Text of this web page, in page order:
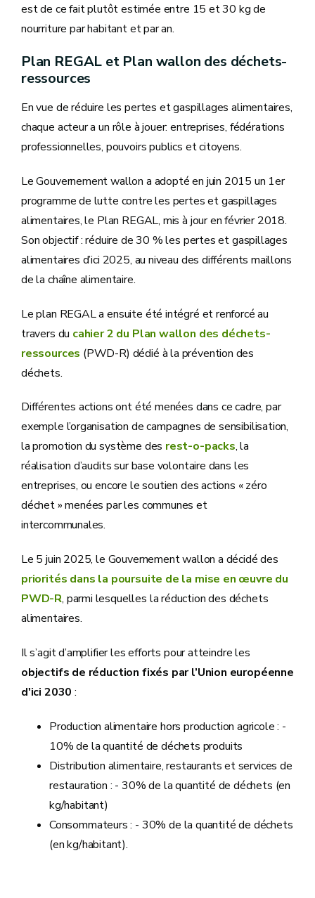
est de ce fait plutôt estimée entre 15 et 30 kg de
nourriture par habitant et par an.
Plan REGAL et Plan wallon des déchets-
ressources
En vue de réduire les pertes et gaspillages alimentaires,
chaque acteur a un rôle à jouer: entreprises, fédérations
professionnelles, pouvoirs publics et citoyens.
Le Gouvernement wallon a adopté en juin 2015 un 1er
programme de lutte contre les pertes et gaspillages
alimentaires, le Plan REGAL, mis à jour en février 2018.
Son objectif : réduire de 30 % les pertes et gaspillages
alimentaires d’ici 2025, au niveau des différents maillons
de la chaîne alimentaire.
Le plan REGAL a ensuite été intégré et renforcé au
travers du cahier 2 du Plan wallon des déchets-
ressources (PWD-R) dédié à la prévention des
déchets.
Différentes actions ont été menées dans ce cadre, par
exemple l’organisation de campagnes de sensibilisation,
la promotion du système des rest-o-packs, la
réalisation d’audits sur base volontaire dans les
entreprises, ou encore le soutien des actions « zéro
déchet » menées par les communes et
intercommunales.
Le 5 juin 2025, le Gouvernement wallon a décidé des
priorités dans la poursuite de la mise en œuvre du
PWD-R, parmi lesquelles la réduction des déchets
alimentaires.
Il s’agit d’amplifier les efforts pour atteindre les
objectifs de réduction fixés par l’Union européenne
d'ici 2030 :
Production alimentaire hors production agricole : -
10% de la quantité de déchets produits
Distribution alimentaire, restaurants et services de
restauration : - 30% de la quantité de déchets (en
kg/habitant)
Consommateurs : - 30% de la quantité de déchets
(en kg/habitant).